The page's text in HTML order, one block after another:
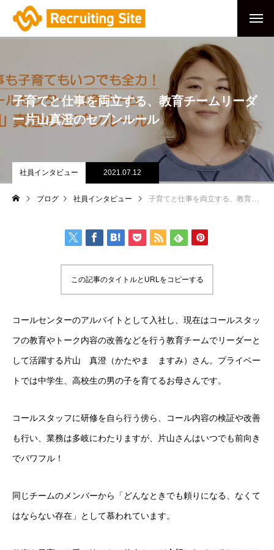
子育てと仕事を両立する、教育チームリーダ
ー片山真澄のセブンルール
社員インタビュー 2021.07.12
ブログ 社員インタビュー 子育てと仕事を両立する、教育チームリーダー片山真澄のセブンルール
この記事のタイトルとURLをコピーする
コールセンターのアルバイトとして入社し、現在はコールスタッ
フの教育やトーク内容の改善などを行う教育チームでリーダーと
して活躍する片山 真澄（かたやま ますみ）さん。プライベー
トでは中学生、高校生の男の子を育てるお母さんです。
コールスタッフに研修を自ら行う傍ら、コール内容の検証や改善
も行い、業務は多岐にわたりますが、片山さんはいつでも前向き
でパワフル！
同じチームのメンバーから「どんなときでも頼りになる、なくて
はならない存在」として慕われています。